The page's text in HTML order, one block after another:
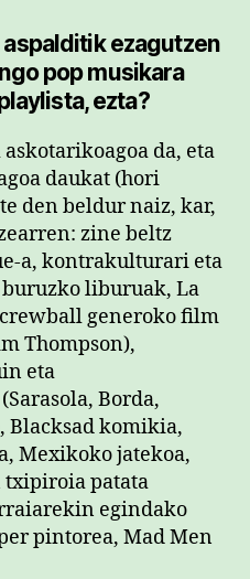
ezagutzen
pop musikara
ezta?
da, eta
daukat (hori
den beldur naiz, kar,
zine beltz
a, kontrakulturari eta
liburuak, La
generoko film
Thompson),
eta
Borda,
Blacksad komikia,
Mexikoko jatekoa,
txipiroia patata
egindako
pintorea, Mad Men